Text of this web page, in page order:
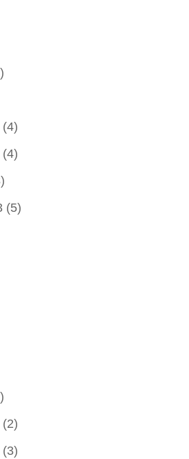
(5)
(2)
(3)